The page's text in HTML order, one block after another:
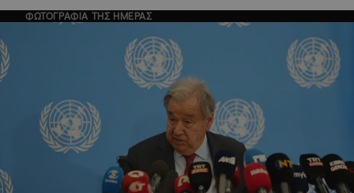
ΦΩΤΟΓΡΑΦΙΑ ΤΗΣ ΗΜΕΡΑΣ